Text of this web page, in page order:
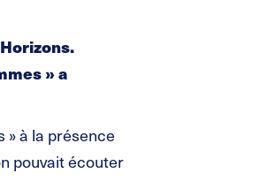
» a
» à la présence
pouvait écouter